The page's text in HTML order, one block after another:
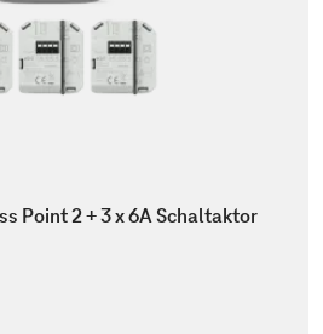
Point 2 + 3 x 6A Schaltaktor